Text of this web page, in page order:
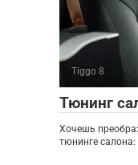
Tiggo 8
Тюнинг
Хочешь
тюнинге